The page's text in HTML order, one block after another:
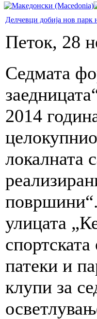
Делчевци добија нов
Петок, 28
Седмата
2014
локалната
улицата
патеки и
клупи за